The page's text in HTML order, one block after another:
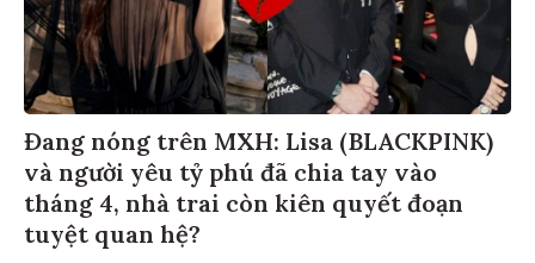
Đang nóng trên MXH: Lisa (BLACKPINK)
và người yêu tỷ phú đã chia tay vào
tháng 4, nhà trai còn kiên quyết đoạn
tuyệt quan hệ?